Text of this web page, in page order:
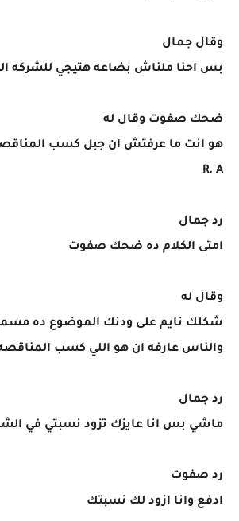
وقال جمال
بس احنا ملناش بضاعه هتيجي للشركه
ضحك صفوت وقال له
R. A
رد جمال
امتى الكلام ده ضحك صفوت
وقال له
شكلك نايم على ودنك الموضوع ده
والناس عارفه ان هو اللي كسب
رد جمال
ماشي بس انا عايزك تزود نسبتي في
رد صفوت
ادفع وانا ازود لك نسبتك